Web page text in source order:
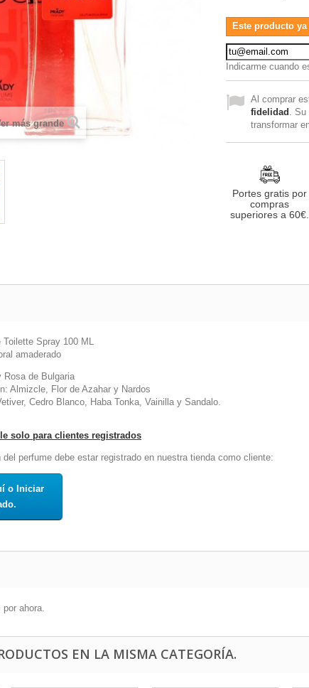
más grande
Este producto
Indicarme cuando
Al comprar
fidelidad . Su
transformar
Portes gratis por
compras
superiores a 60€.
Toilette Spray 100 ML
amaderado
Rosa de Bulgaria
Almizcle, Flor de Azahar y Nardos
Cedro Blanco, Haba Tonka, Vainilla y Sandalo.
solo para clientes registrados
perfume debe estar registrado en nuestra tienda como cliente:
o Iniciar
ahora.
EN LA MISMA CATEGORÍA.